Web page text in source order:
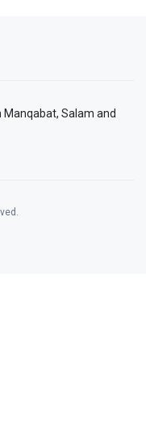
Manqabat, Salam and